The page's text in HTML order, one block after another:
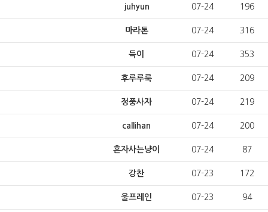
juhyun 07-24 196
마라톤 07-24 316
득이 07-24 353
후루루룩 07-24 209
정풍사자 07-24 219
callihan 07-24 200
혼자사는냥이 07-24 87
강찬 07-23 172
울프레인 07-23 94